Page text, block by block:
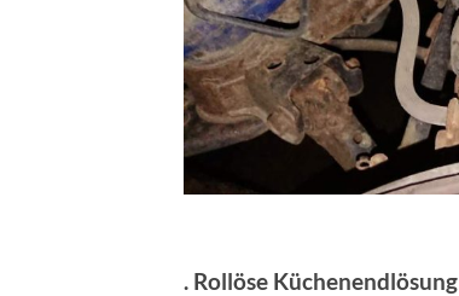
. Rollöse Küchenendlösung